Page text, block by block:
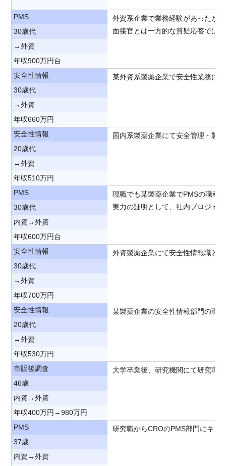
PMS
外資系企業で業務経験があったが
面接官とは一方的な質疑応答では
30歳代
→外資
年収900万円台
安全性情報
某外資系製薬企業で安全性業務に
30歳代
→外資
年収660万円
安全性情報
国内系製薬企業にて安全管理・製
20歳代
→外資
年収510万円
PMS
現職でも某製薬企業でPMSの職種
実力の証明として、社内プロジェ
30歳代
内資→外資
年収600万円台
安全性情報
外資製薬企業にて安全性情報職と
30歳代
→外資
年収700万円
安全性情報
某製薬企業の安全性情報部門の職
20歳代
→外資
年収530万円
市販後調査
大学卒業後、研究機関にて研究職
46歳
内資→外資
年収400万円→980万円
PMS
研究職からCROのPMS部門にキャ
37歳
内資→外資